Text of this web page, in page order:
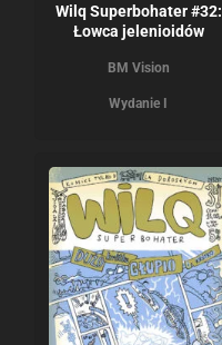
Wilq Superbohater #32:
Łowca jelenioidów
BM Vision
Wydanie I